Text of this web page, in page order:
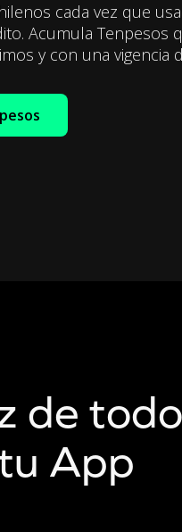
cada vez que
Acumula Tenpesos
y con una vigencia
de
App